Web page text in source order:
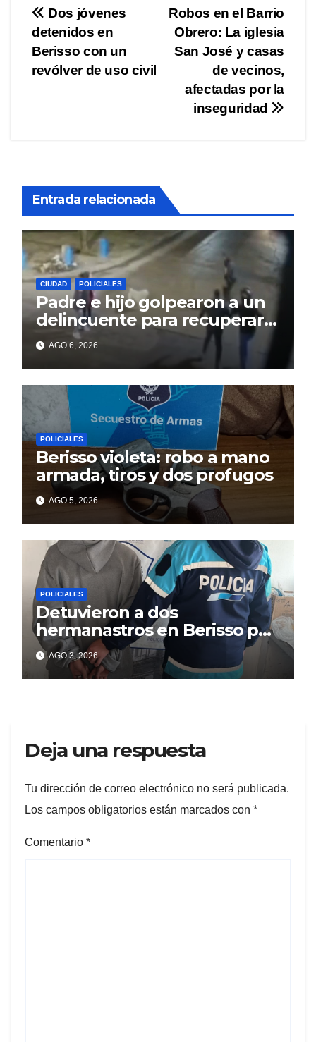
Navegación
de
entradas
Robos en el Barrio
Obrero: La iglesia
San José y casas
de vecinos,
afectadas por la
inseguridad
Dos jóvenes
detenidos en
Berisso con un
revólver de uso civil
Entrada relacionada
CIUDAD POLICIALES
Padre e hijo golpearon a un
delincuente para recuperar
un celular robado en Berisso
AGO 6, 2026
POLICIALES
Berisso violeta: robo a mano
armada, tiros y dos profugos
AGO 5, 2026
POLICIALES
Detuvieron a dos
hermanastros en Berisso por
matar a puñaladas a un
tatuador
AGO 3, 2026
Deja una respuesta
Tu dirección de correo electrónico no será publicada.
Los campos obligatorios están marcados con *
Comentario *